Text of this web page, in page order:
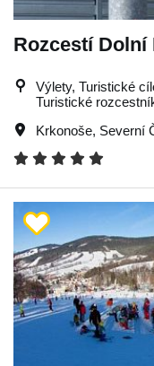
Rozcestí Dolní
Výlety, Turistické
Turistické
Krkonoše, Severní